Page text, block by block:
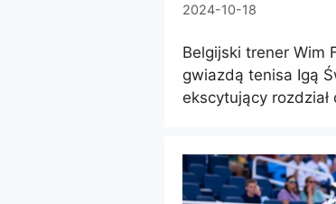
2024-10-18
Belgijski trener Wim
gwiazdą tenisa Igą
ekscytujący rozdział